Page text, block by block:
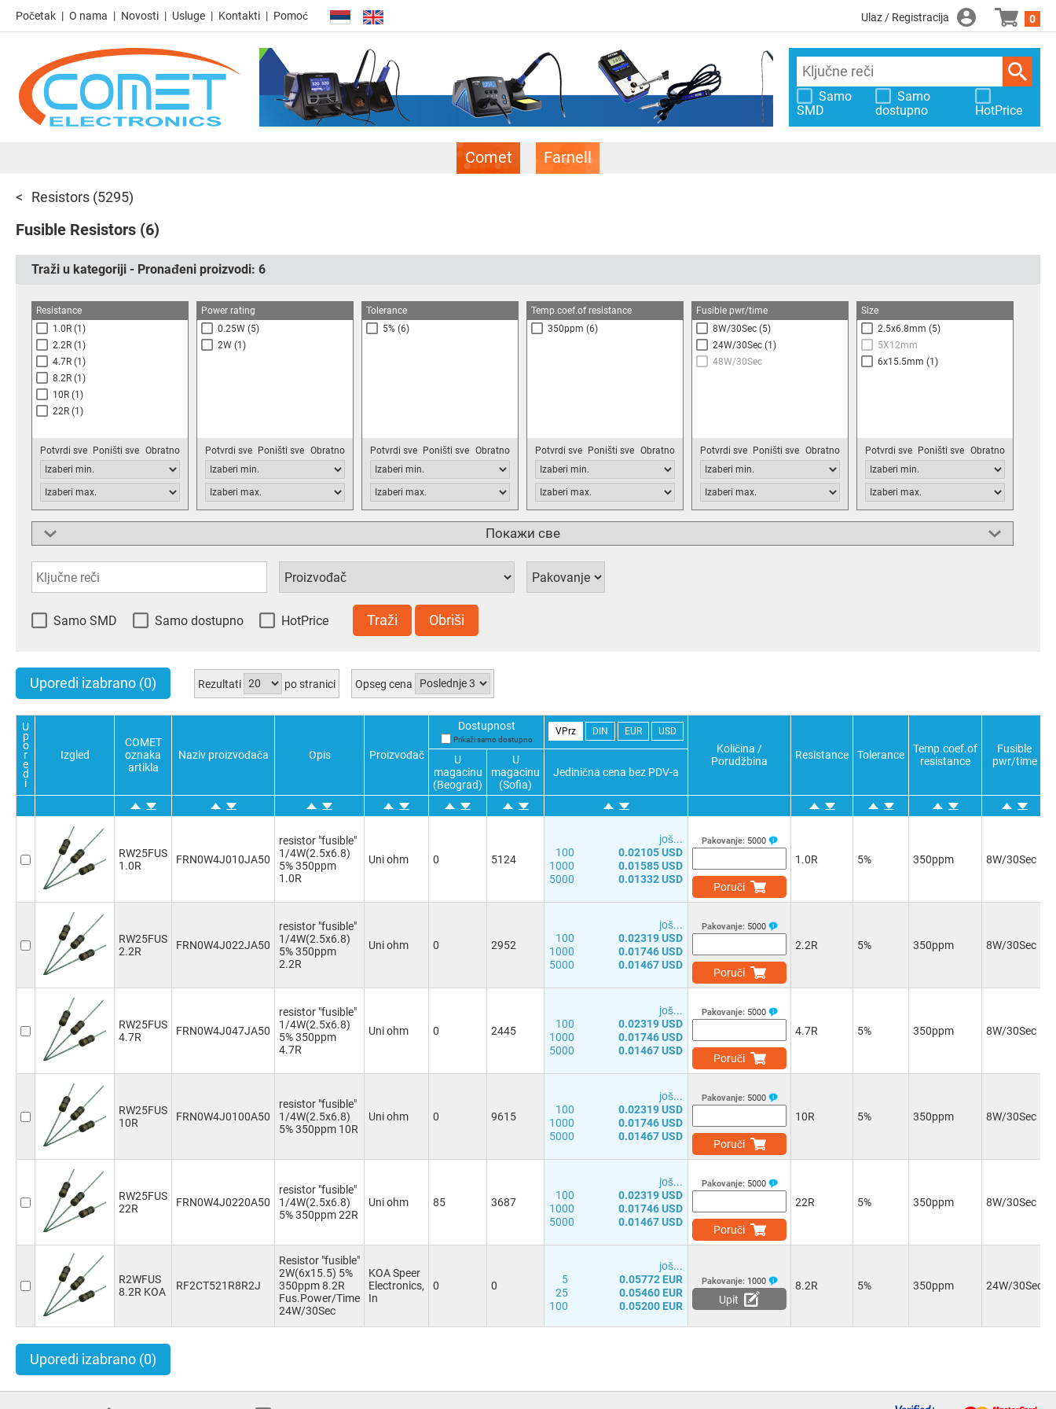
Početak O nama Novosti Usluge Kontakti Pomoć Ulaz / Registracija 0
Samo
SMD
Samo
dostupno
HotPrice
Comet Farnell
Resistors (5295)
Fusible Resistors (6)
Traži u kategoriji - Pronađeni proizvodi: 6
Resistance
1.0R (1)
2.2R (1)
4.7R (1)
8.2R (1)
10R (1)
22R (1)
Potvrdi sve Poništi sve Obratno
Power rating
0.25W (5)
2W (1)
Potvrdi sve Poništi sve Obratno
Tolerance
5% (6)
Potvrdi sve Poništi sve Obratno
Temp.coef.of resistance
350ppm (6)
Potvrdi sve Poništi sve Obratno
Fusible pwr/time
8W/30Sec (5)
24W/30Sec (1)
48W/30Sec
Potvrdi sve Poništi sve Obratno
Size
2.5x6.8mm (5)
5X12mm
6x15.5mm (1)
Potvrdi sve Poništi sve Obratno
Mounting
TH (6)
Potvrdi sve Poništi sve Obratno
Покажи све
Samo SMD Samo dostupno HotPrice Traži Obriši
Uporedi izabrano (0) Rezultati po stranici Opseg cena
U
p
o
r
e
d
i
Izgled
COMET
oznaka
artikla
Naziv proizvođača Opis Proizvođač
Dostupnost
Prikaži samo dostupno
VPrz DIN EUR USD
Količina /
Porudžbina
Resistance Tolerance
Temp.coef.of
resistance
Fusible
pwr/time
U
magacinu
(Beograd)
U
magacinu
(Sofia)
Jedinična cena bez PDV-a
RW25FUS
1.0R
FRN0W4J010JA50
resistor "fusible"
1/4W(2.5x6.8)
5% 350ppm
1.0R
Uni ohm 0 5124
јоš...
100
0.02105 USD
1000
0.01585 USD
5000
0.01332 USD
Pakovanje: 5000
Poruči
1.0R 5% 350ppm 8W/30Sec
RW25FUS
2.2R
FRN0W4J022JA50
resistor "fusible"
1/4W(2.5x6.8)
5% 350ppm
2.2R
Uni ohm 0 2952
јоš...
100
0.02319 USD
1000
0.01746 USD
5000
0.01467 USD
Pakovanje: 5000
Poruči
2.2R 5% 350ppm 8W/30Sec
RW25FUS
4.7R
FRN0W4J047JA50
resistor "fusible"
1/4W(2.5x6.8)
5% 350ppm
4.7R
Uni ohm 0 2445
јоš...
100
0.02319 USD
1000
0.01746 USD
5000
0.01467 USD
Pakovanje: 5000
Poruči
4.7R 5% 350ppm 8W/30Sec
RW25FUS
10R
FRN0W4J0100A50
resistor "fusible"
1/4W(2.5x6.8)
5% 350ppm 10R
Uni ohm 0 9615
јоš...
100
0.02319 USD
1000
0.01746 USD
5000
0.01467 USD
Pakovanje: 5000
Poruči
10R 5% 350ppm 8W/30Sec
RW25FUS
22R
FRN0W4J0220A50
resistor "fusible"
1/4W(2.5x6.8)
5% 350ppm 22R
Uni ohm 85 3687
јоš...
100
0.02319 USD
1000
0.01746 USD
5000
0.01467 USD
Pakovanje: 5000
Poruči
22R 5% 350ppm 8W/30Sec
R2WFUS
8.2R KOA
RF2CT521R8R2J
Resistor "fusible"
2W(6x15.5) 5%
350ppm 8.2R
Fus.Power/Time
24W/30Sec
KOA Speer
Electronics,
In
0 0
јоš...
5
0.05772 EUR
25
0.05460 EUR
100
0.05200 EUR
Pakovanje: 1000
Upit
8.2R 5% 350ppm 24W/30Sec
Uporedi izabrano (0)